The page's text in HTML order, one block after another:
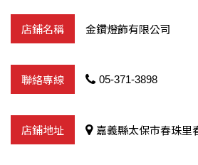
金鑽燈飾有限公司
05-371-3898
嘉義縣太保市春珠里